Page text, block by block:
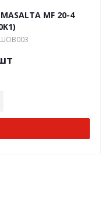
MF 20-4